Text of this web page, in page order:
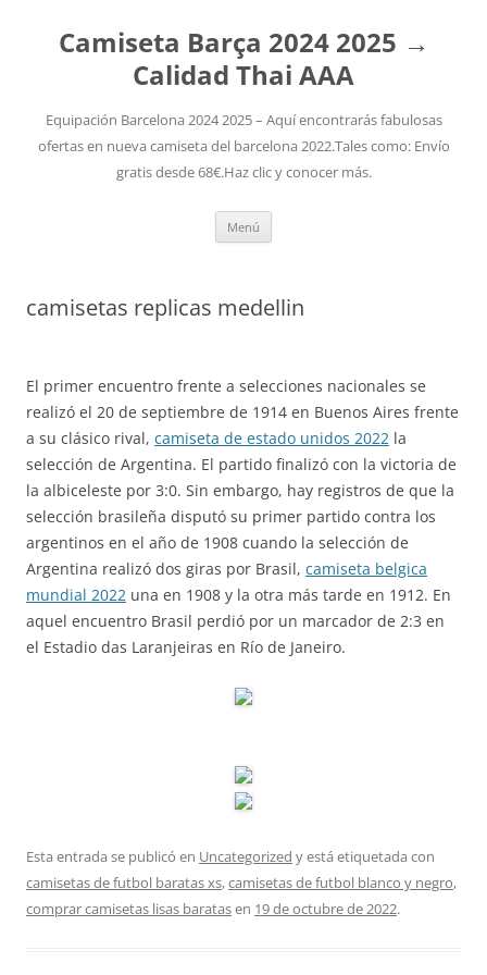
Camiseta Barça 2024 2025 →
Calidad Thai AAA
Equipación Barcelona 2024 2025 – Aquí encontrarás fabulosas
ofertas en nueva camiseta del barcelona 2022.Tales como: Envío
gratis desde 68€.Haz clic y conocer más.
Menú
camisetas replicas medellin
El primer encuentro frente a selecciones nacionales se
realizó el 20 de septiembre de 1914 en Buenos Aires frente
a su clásico rival, camiseta de estado unidos 2022 la
selección de Argentina. El partido finalizó con la victoria de
la albiceleste por 3:0. Sin embargo, hay registros de que la
selección brasileña disputó su primer partido contra los
argentinos en el año de 1908 cuando la selección de
Argentina realizó dos giras por Brasil, camiseta belgica
mundial 2022 una en 1908 y la otra más tarde en 1912. En
aquel encuentro Brasil perdió por un marcador de 2:3 en
el Estadio das Laranjeiras en Río de Janeiro.
Esta entrada se publicó en Uncategorized y está etiquetada con
camisetas de futbol baratas xs,camisetas de futbol blanco y negro,
comprar camisetas lisas baratasen 19 de octubre de 2022.